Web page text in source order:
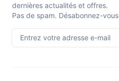
dernières actualités et offres.
Pas de spam. Désabonnez-
Entrez votre adresse e-mail